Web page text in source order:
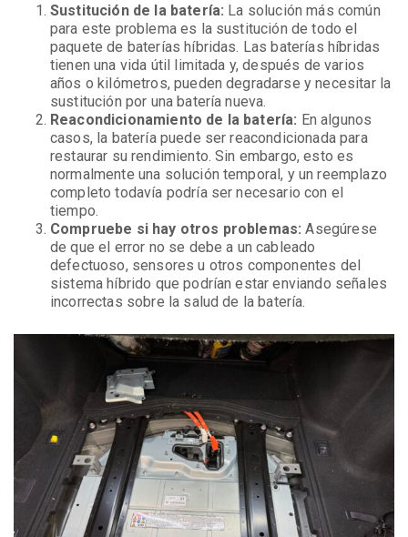
Sustitución de la batería: La solución más común
para este problema es la sustitución de todo el
paquete de baterías híbridas. Las baterías híbridas
tienen una vida útil limitada y, después de varios
años o kilómetros, pueden degradarse y necesitar la
sustitución por una batería nueva.
Reacondicionamiento de la batería: En algunos
casos, la batería puede ser reacondicionada para
restaurar su rendimiento. Sin embargo, esto es
normalmente una solución temporal, y un reemplazo
completo todavía podría ser necesario con el
tiempo.
Compruebe si hay otros problemas: Asegúrese
de que el error no se debe a un cableado
defectuoso, sensores u otros componentes del
sistema híbrido que podrían estar enviando señales
incorrectas sobre la salud de la batería.